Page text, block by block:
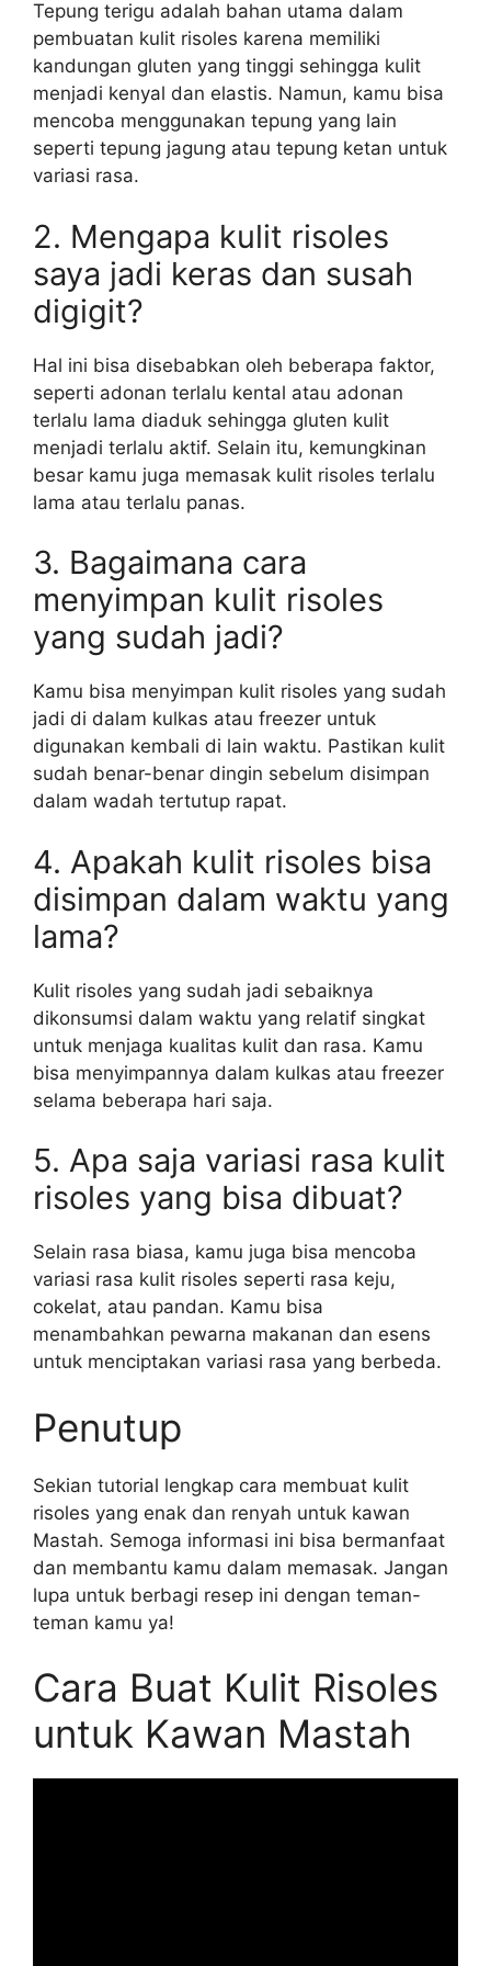
Tepung terigu adalah bahan utama dalam
pembuatan kulit risoles karena memiliki
kandungan gluten yang tinggi sehingga kulit
menjadi kenyal dan elastis. Namun, kamu bisa
mencoba menggunakan tepung yang lain
seperti tepung jagung atau tepung ketan untuk
variasi rasa.
2. Mengapa kulit risoles
saya jadi keras dan susah
digigit?
Hal ini bisa disebabkan oleh beberapa faktor,
seperti adonan terlalu kental atau adonan
terlalu lama diaduk sehingga gluten kulit
menjadi terlalu aktif. Selain itu, kemungkinan
besar kamu juga memasak kulit risoles terlalu
lama atau terlalu panas.
3. Bagaimana cara
menyimpan kulit risoles
yang sudah jadi?
Kamu bisa menyimpan kulit risoles yang sudah
jadi di dalam kulkas atau freezer untuk
digunakan kembali di lain waktu. Pastikan kulit
sudah benar-benar dingin sebelum disimpan
dalam wadah tertutup rapat.
4. Apakah kulit risoles bisa
disimpan dalam waktu yang
lama?
Kulit risoles yang sudah jadi sebaiknya
dikonsumsi dalam waktu yang relatif singkat
untuk menjaga kualitas kulit dan rasa. Kamu
bisa menyimpannya dalam kulkas atau freezer
selama beberapa hari saja.
5. Apa saja variasi rasa kulit
risoles yang bisa dibuat?
Selain rasa biasa, kamu juga bisa mencoba
variasi rasa kulit risoles seperti rasa keju,
cokelat, atau pandan. Kamu bisa
menambahkan pewarna makanan dan esens
untuk menciptakan variasi rasa yang berbeda.
Penutup
Sekian tutorial lengkap cara membuat kulit
risoles yang enak dan renyah untuk kawan
Mastah. Semoga informasi ini bisa bermanfaat
dan membantu kamu dalam memasak. Jangan
lupa untuk berbagi resep ini dengan teman-
teman kamu ya!
Cara Buat Kulit Risoles
untuk Kawan Mastah